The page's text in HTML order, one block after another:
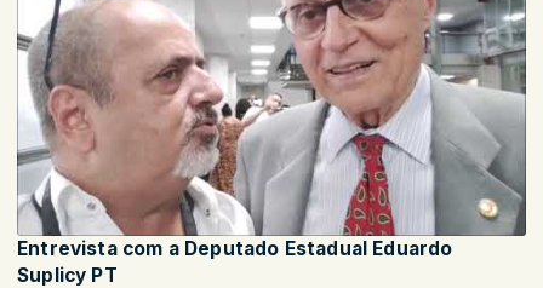
Entrevista com a Deputado Estadual Eduardo
Suplicy PT